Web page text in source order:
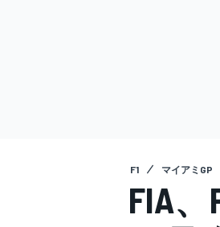
F1 マイアミGP
FIA